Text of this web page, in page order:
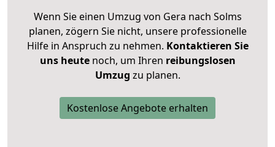
Wenn Sie einen Umzug von Gera nach Solms
planen, zögern Sie nicht, unsere professionelle
Hilfe in Anspruch zu nehmen. Kontaktieren Sie
uns heutenoch, um Ihren reibungslosen
Umzug zu planen.
Kostenlose Angebote erhalten